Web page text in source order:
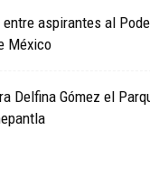
aspirantes al
México
Delfina Gómez el